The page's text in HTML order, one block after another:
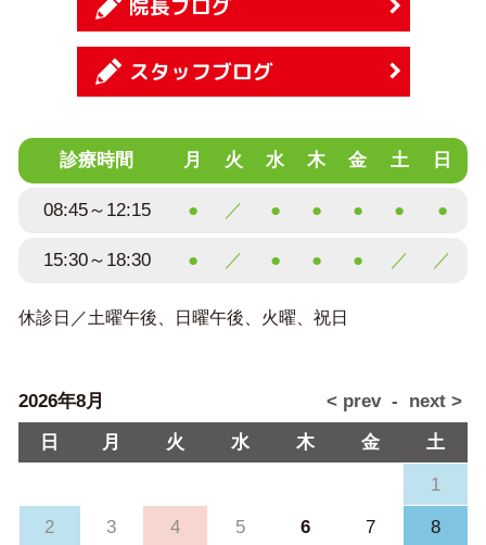
院長ブログ
スタッフブログ
診療時間 月 火 水 木 金 土 日
08:45～12:15 ● ／ ● ● ● ● ●
15:30～18:30 ● ／ ● ● ● ／ ／
休診日／土曜午後、日曜午後、火曜、祝日
2026年8月
日
月 火 水 木 金
土
1
2
3 4 5 6 7
8